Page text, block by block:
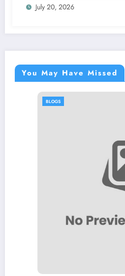
July 20, 2026
You May Have Missed